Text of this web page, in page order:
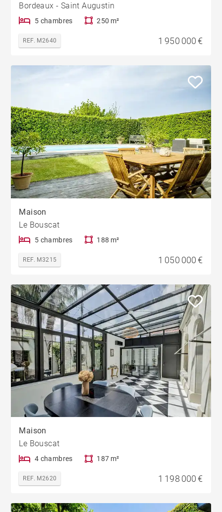
Bordeaux - Saint Augustin
5 chambres 250 m²
REF. M2640 1 950 000 €
Maison
Le Bouscat
5 chambres 188 m²
REF. M3215 1 050 000 €
Maison
Le Bouscat
4 chambres 187 m²
REF. M2620 1 198 000 €